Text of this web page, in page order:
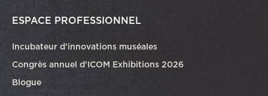
ESPACE PROFESSIONNEL
Incubateur d’innovations muséales
Congrès annuel d’ICOM Exhibitions 2026
Blogue